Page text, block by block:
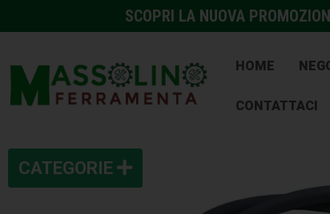
SCOPRI LA NUOVA
HOME
CONTATTACI